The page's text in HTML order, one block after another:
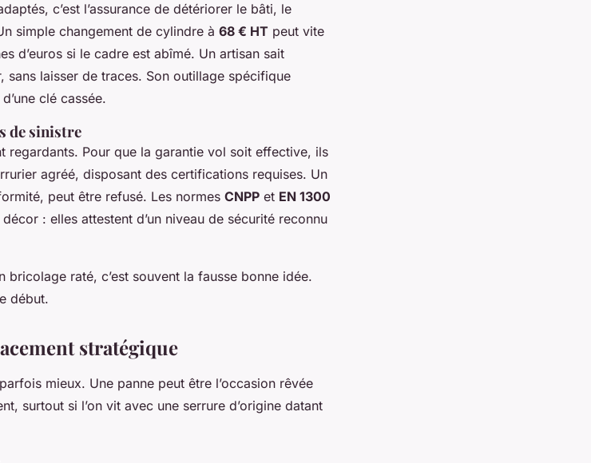
c’est l’assurance de détériorer le bâti, le
simple changement de cylindre à 68 € HT peut vite
d’euros si le cadre est abîmé. Un artisan sait
laisser de traces. Son outillage spécifique
clé cassée.
de sinistre
regardants. Pour que la garantie vol soit effective, ils
agréé, disposant des certifications requises. Un
peut être refusé. Les normes CNPP et EN 1300
: elles attestent d’un niveau de sécurité reconnu
bricolage raté, c’est souvent la fausse bonne idée.
début.
stratégique
mieux. Une panne peut être l’occasion rêvée
surtout si l’on vit avec une serrure d’origine datant